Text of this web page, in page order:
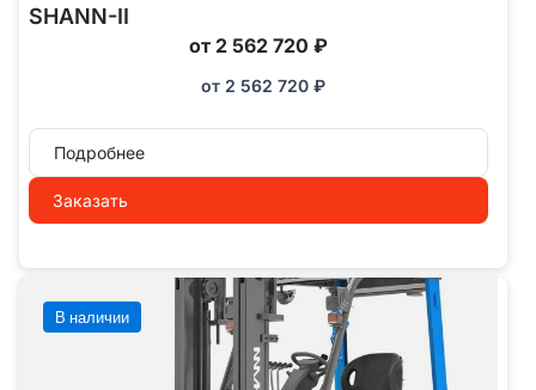
SHANN-II
от 2 562 720 ₽
от 2 562 720 ₽
Подробнее
Заказать
В наличии